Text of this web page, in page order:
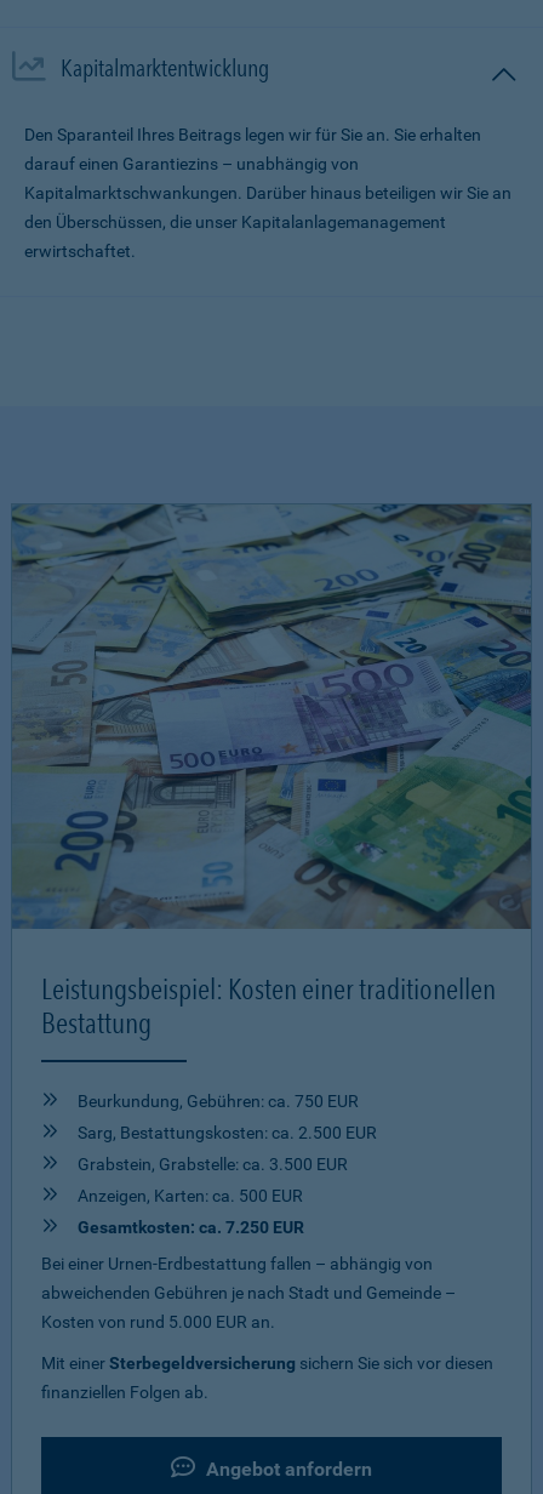
Kapitalmarktentwicklung
Den Sparanteil Ihres Beitrags legen wir für Sie an. Sie erhalten
darauf einen Garantiezins – unabhängig von
Kapitalmarktschwankungen. Darüber hinaus beteiligen wir Sie an
den Überschüssen, die unser Kapitalanlagemanagement
erwirtschaftet.
Leistungsbeispiel: Kosten einer traditionellen
Bestattung
Beurkundung, Gebühren: ca. 750 EUR
Sarg, Bestattungskosten: ca. 2.500 EUR
Grabstein, Grabstelle: ca. 3.500 EUR
Anzeigen, Karten: ca. 500 EUR
Gesamtkosten: ca. 7.250 EUR
Bei einer Urnen-Erdbestattung fallen – abhängig von
abweichenden Gebühren je nach Stadt und Gemeinde –
Kosten von rund 5.000 EUR an.
Mit einerSterbegeldversicherung sichern Sie sich vor diesen
finanziellen Folgen ab.
Angebot anfordern